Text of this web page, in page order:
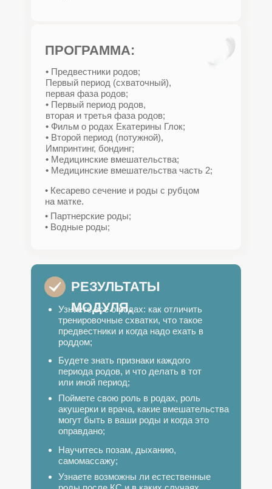
ПРОГРАММА:
• Предвестники родов;
Первый период (схваточный),
первая фаза родов;
• Первый период родов,
вторая и третья фаза родов;
• Фильм о родах Екатерины Глок;
• Второй период (потужной),
Импринтинг, бондинг;
• Медицинские вмешательства;
• Медицинские вмешательства часть 2;
Узнаете всё о родах: как отличить
тренировочные схватки, что такое
предвестники и когда надо ехать в
роддом;
РЕЗУЛЬТАТЫ
МОДУЛЯ.
Будете знать признаки каждого
периода родов, и что делать в тот
или иной период;
Поймете свою роль в родах, роль
акушерки и врача, какие вмешательства
могут быть в ваши роды и когда это
оправдано;
Научитесь позам, дыханию,
самомассажу;
Узнаете возможны ли естественные
• Кесарево сечение и роды с рубцом
на матке.
• Партнерские роды;
• Водные роды;